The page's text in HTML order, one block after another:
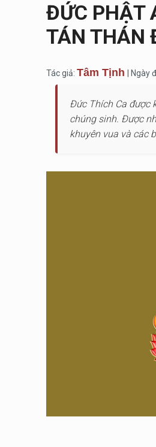
ĐỨC PHẬT
TÁN THÁN
Tác giả: Tâm Tịnh | Ngày
Đức Thích Ca được
chúng sinh. Được
khuyên vua và các